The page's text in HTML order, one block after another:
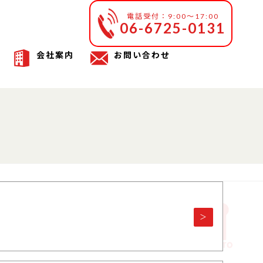
電話受付：9:00～17:00
06-6725-0131
会社案内 お問い合わせ
＞